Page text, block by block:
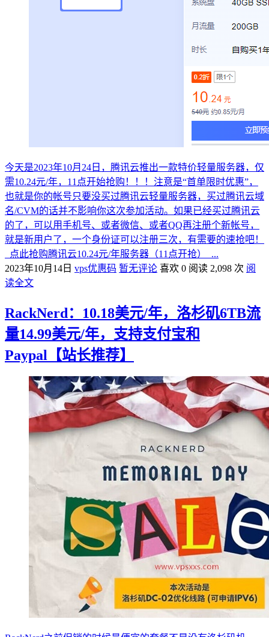
今天是2023年10月24日，腾讯云推出一款特价轻量服务器，仅
需10.24元/年，11点开始抢购！！！注意是“首单限时优惠”，
也就是你的帐号只要没买过腾讯云轻量服务器，买过腾讯云域
名/CVM的话并不影响你这次参加活动。如果已经买过腾讯云
的了，可以用手机号、或者微信、或者QQ再注册个新帐号，
就是新用户了，一个身份证可以注册三次，有需要的速抢吧！
点此抢购腾讯云10.24元/年服务器（11点开抢） ...
2023年10月14日 vps优惠码 暂无评论 喜欢 0 阅读 2,098 次 阅
读全文
RackNerd：10.18美元/年，洛杉矶6TB流
量14.99美元/年，支持支付宝和
Paypal【站长推荐】